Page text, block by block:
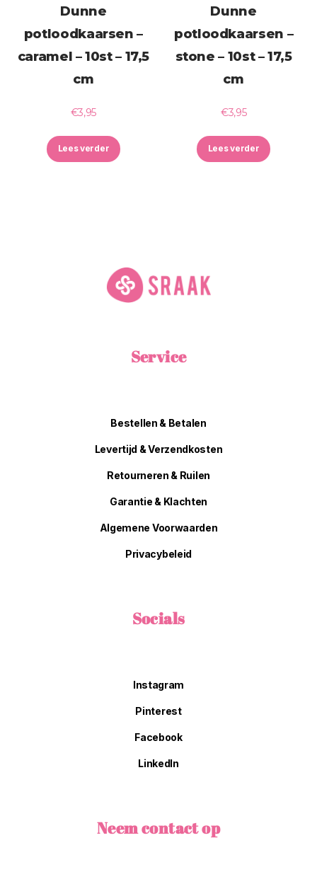
Dunne
potloodkaarsen –
caramel – 10st – 17,5
cm
€3,95
Lees verder
Dunne
potloodkaarsen –
stone – 10st – 17,5
cm
€3,95
Lees verder
Service
Bestellen & Betalen
Levertijd & Verzendkosten
Retourneren & Ruilen
Garantie & Klachten
Algemene Voorwaarden
Privacybeleid
Socials
Instagram
Pinterest
Facebook
LinkedIn
Neem contact op